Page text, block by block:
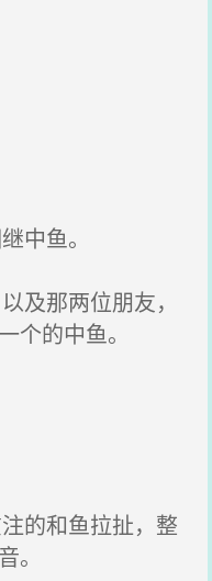
中鱼。
及那两位朋友，
个的中鱼。
的和鱼拉扯，整
。